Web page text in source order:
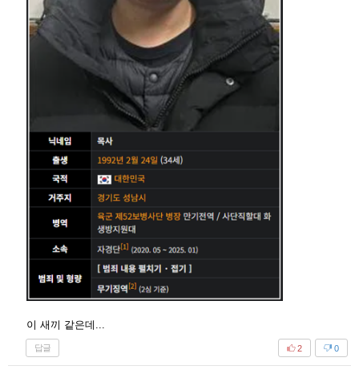
이 새끼 같은데...
답글 0
2